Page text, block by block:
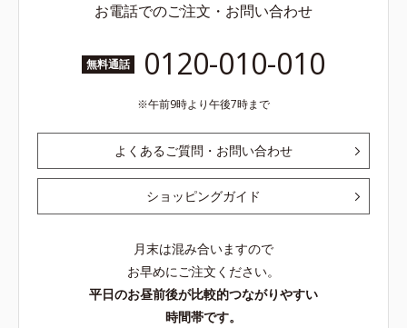
お電話でのご注文・お問い合わせ
無料通話 0120-010-010
午前9時より午後7時まで
よくあるご質問・お問い合わせ
ショッピングガイド
月末は混み合いますので
お早めにご注文ください。
平日のお昼前後が比較的つながりやすい
時間帯です。